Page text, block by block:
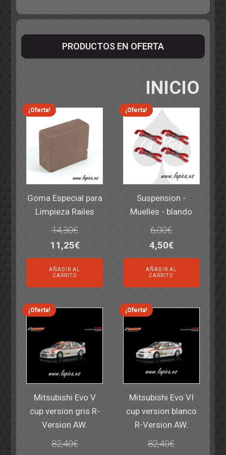
PRODUCTOS EN OFERTA
INICIO
¡Oferta!
Goma Especial para
Limpieza Railes
14,30€
El
precio
original
era:
14,30€.
11,25€El
precio
actual
es:
11,25€.
AÑADIR AL
CARRITO
¡Oferta!
Suspension -
Muelles - blando
6,00€
El
precio
original
era:
6,00€.
4,50€El
precio
actual
es:
4,50€.
AÑADIR AL
CARRITO
¡Oferta!
Mitsubishi Evo V
cup version gris R-
Version AW.
82,40€
¡Oferta!
Mitsubishi Evo VI
cup version blanco
R-Version AW.
82,40€